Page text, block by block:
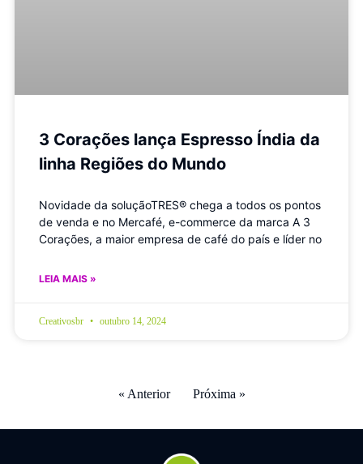
3 Corações lança Espresso Índia da
linha Regiões do Mundo
Novidade da soluçãoTRES® chega a todos os pontos
de venda e no Mercafé, e-commerce da marca A 3
Corações, a maior empresa de café do país e líder no
LEIA MAIS »
Creativosbr outubro 14, 2024
« Anterior Próxima »